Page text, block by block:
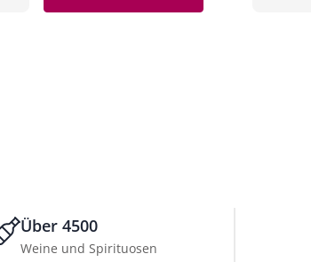
Über 4500
Weine und Spirituosen